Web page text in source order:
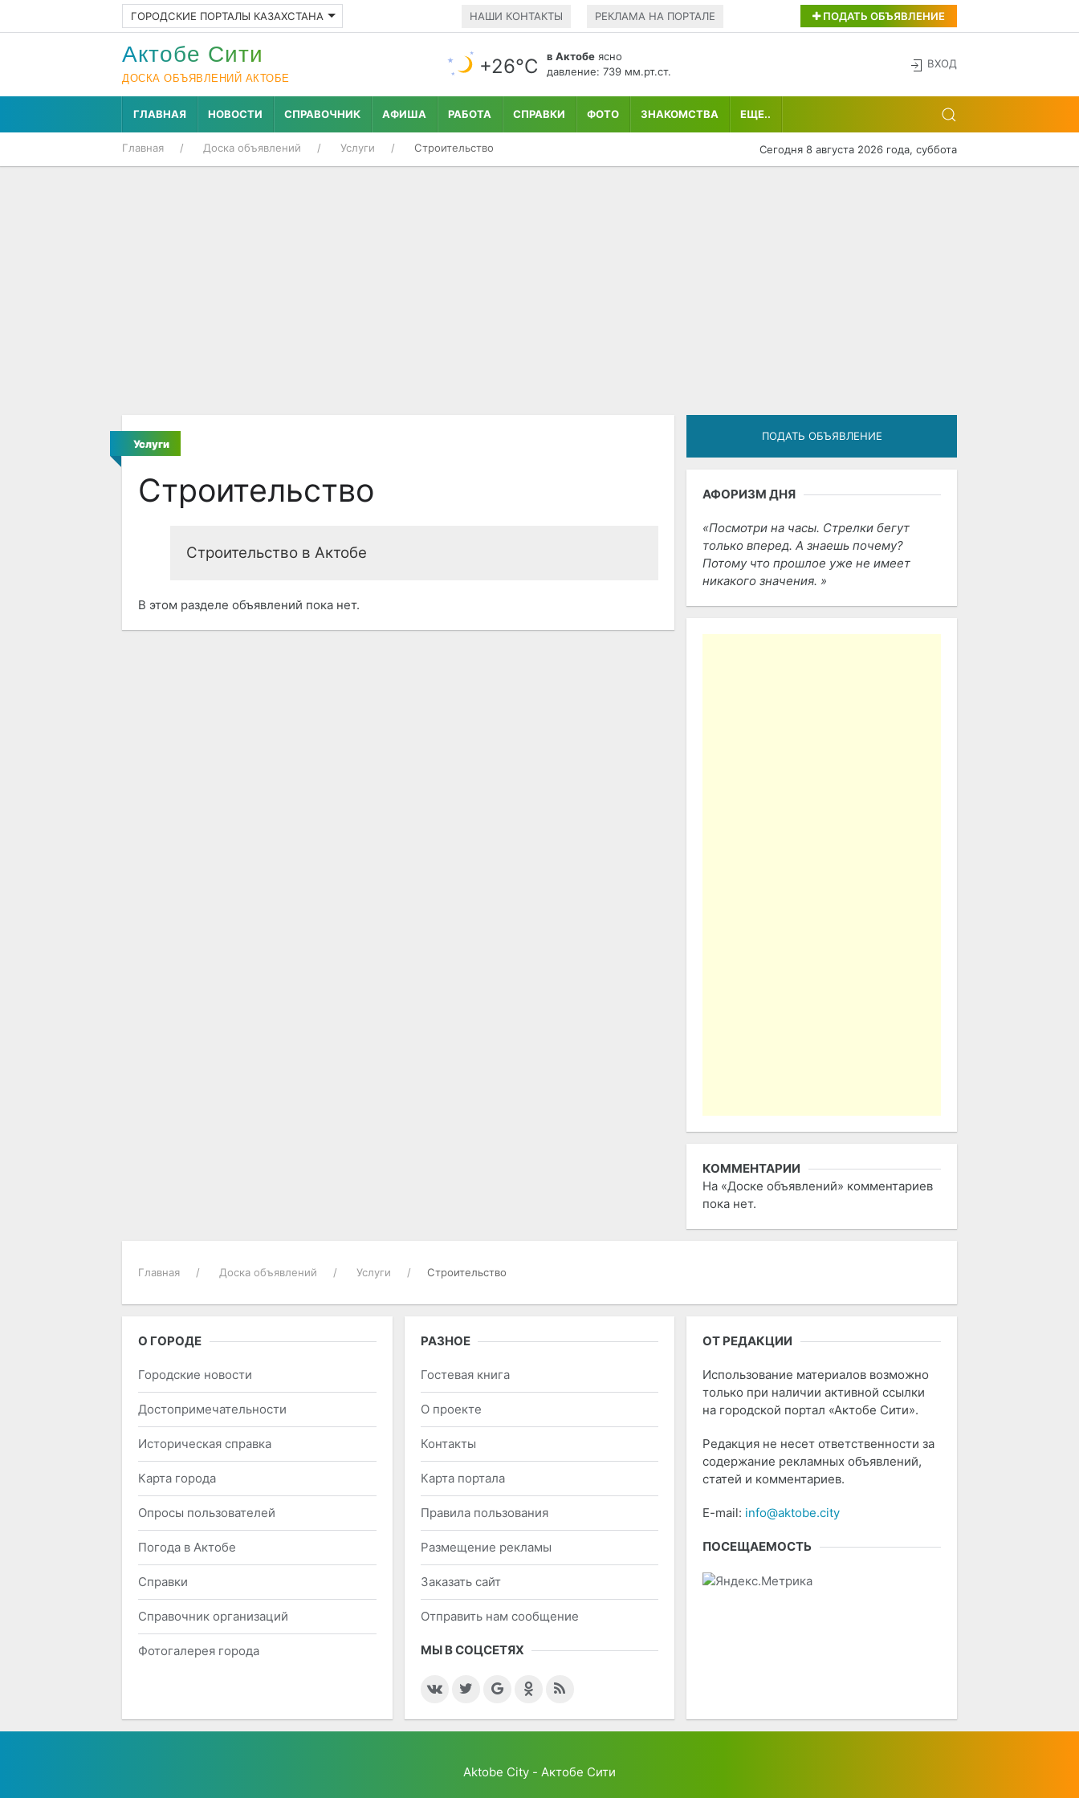
ГОРОДСКИЕ ПОРТАЛЫ КАЗАХСТАНА НАШИ КОНТАКТЫ РЕКЛАМА НА ПОРТАЛЕ ПОДАТЬ ОБЪЯВЛЕНИЕ
Актобе Cити
ДОСКА ОБЪЯВЛЕНИЙ АКТОБЕ
+26°С в Актобе ясно
давление: 739 мм.рт.ст.
ВХОД
ГЛАВНАЯ НОВОСТИ СПРАВОЧНИК АФИША РАБОТА СПРАВКИ ФОТО ЗНАКОМСТВА ЕЩЕ..
Главная Доска объявлений Услуги Строительство Сегодня 8 августа 2026 года, суббота
Услуги
Строительство
Строительство в Актобе
В этом разделе объявлений пока нет.
ПОДАТЬ ОБЪЯВЛЕНИЕ
АФОРИЗМ ДНЯ
Посмотри на часы. Стрелки бегут
только вперед. А знаешь почему?
Потому что прошлое уже не имеет
никакого значения.
КОММЕНТАРИИ
На «Доске объявлений» комментариев
пока нет.
Главная Доска объявлений Услуги Строительство
О ГОРОДЕ
Городские новости
Достопримечательности
Историческая справка
Карта города
Опросы пользователей
Погода в Актобе
Справки
Справочник организаций
Фотогалерея города
РАЗНОЕ
Гостевая книга
О проекте
Контакты
Карта портала
Правила пользования
Размещение рекламы
Заказать сайт
Отправить нам сообщение
МЫ В СОЦСЕТЯХ
ОТ РЕДАКЦИИ
Использование материалов возможно
только при наличии активной ссылки
на городской портал «Актобе Сити».
Редакция не несет ответственности за
содержание рекламных объявлений,
статей и комментариев.
E-mail: info@aktobe.city
ПОСЕЩАЕМОСТЬ
Aktobe City - Актобе Сити